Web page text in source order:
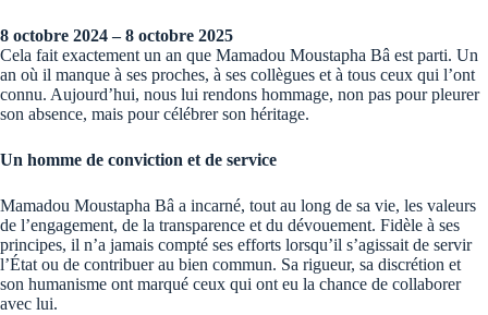
8 octobre 2024 – 8 octobre 2025
Cela fait exactement un an que Mamadou Moustapha Bâ est parti. Un
an où il manque à ses proches, à ses collègues et à tous ceux qui l’ont
connu. Aujourd’hui, nous lui rendons hommage, non pas pour pleurer
son absence, mais pour célébrer son héritage.
Un homme de conviction et de service
Mamadou Moustapha Bâ a incarné, tout au long de sa vie, les valeurs
de l’engagement, de la transparence et du dévouement. Fidèle à ses
principes, il n’a jamais compté ses efforts lorsqu’il s’agissait de servir
l’État ou de contribuer au bien commun. Sa rigueur, sa discrétion et
son humanisme ont marqué ceux qui ont eu la chance de collaborer
avec lui.